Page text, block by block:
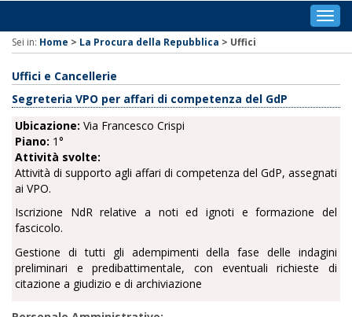
Sei in: Home > La Procura della Repubblica > Uffici
Uffici e Cancellerie
Segreteria VPO per affari di competenza del GdP
Ubicazione: Via Francesco Crispi
Piano: 1°
Attività svolte:
Attività di supporto agli affari di competenza del GdP, assegnati
ai VPO.
Iscrizione NdR relative a noti ed ignoti e formazione del
fascicolo.
Gestione di tutti gli adempimenti della fase delle indagini
preliminari e predibattimentale, con eventuali richieste di
citazione a giudizio e di archiviazione